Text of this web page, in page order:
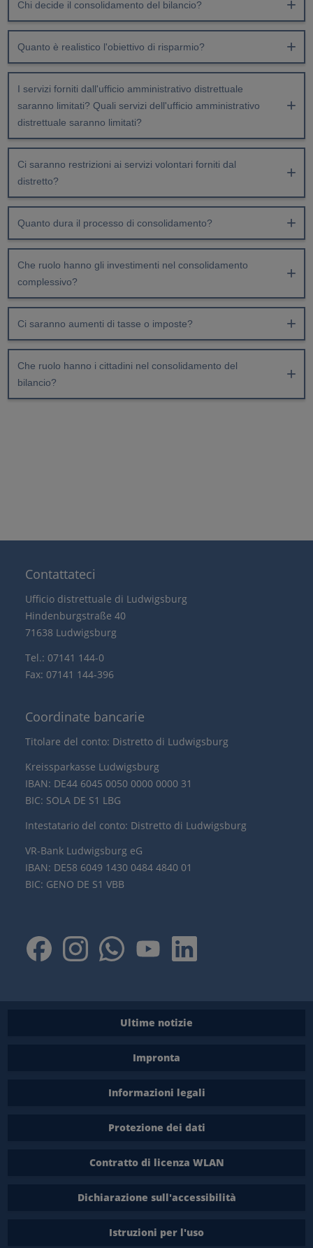
Chi decide il consolidamento del bilancio?
Quanto è realistico l'obiettivo di risparmio?
I servizi forniti dall'ufficio amministrativo distrettuale
saranno limitati? Quali servizi dell'ufficio amministrativo
distrettuale saranno limitati?
Ci saranno restrizioni ai servizi volontari forniti dal
distretto?
Quanto dura il processo di consolidamento?
Che ruolo hanno gli investimenti nel consolidamento
complessivo?
Ci saranno aumenti di tasse o imposte?
Che ruolo hanno i cittadini nel consolidamento del
bilancio?
Contattateci
Ufficio distrettuale di Ludwigsburg
Hindenburgstraße 40
71638 Ludwigsburg
Tel.: 07141 144-0
Fax: 07141 144-396
Coordinate bancarie
Titolare del conto: Distretto di Ludwigsburg
Kreissparkasse Ludwigsburg
IBAN: DE44 6045 0050 0000 0000 31
BIC: SOLA DE S1 LBG
Intestatario del conto: Distretto di Ludwigsburg
VR-Bank Ludwigsburg eG
IBAN: DE58 6049 1430 0484 4840 01
BIC: GENO DE S1 VBB
Ultime notizie
Impronta
Informazioni legali
Protezione dei dati
Contratto di licenza WLAN
Dichiarazione sull'accessibilità
Istruzioni per l'uso